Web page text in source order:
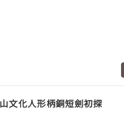
文化人形柄銅短劍初探